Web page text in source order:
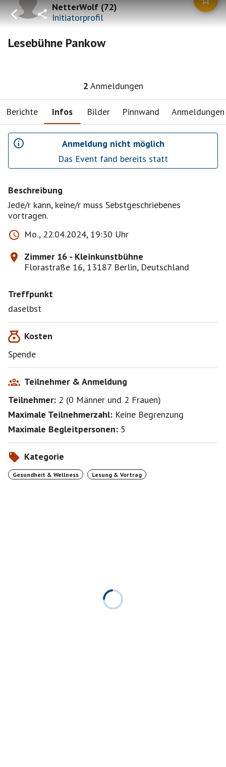
NetterWolf(72)
Initiatorprofil
Lesebühne Pankow
2 Anmeldungen
Berichte Infos Bilder Pinnwand Anmeldungen
Anmeldung nicht möglich
Das Event fand bereits statt
Beschreibung
Jede/r kann, keine/r muss Sebstgeschriebenes
vortragen.
Mo., 22.04.2024, 19:30 Uhr
Zimmer 16 - Kleinkunstbühne
Florastraße 16, 13187 Berlin, Deutschland
Treffpunkt
daselbst
Kosten
Spende
Teilnehmer & Anmeldung
Teilnehmer: 2 (0 Männer und 2 Frauen)
Maximale Teilnehmerzahl: Keine Begrenzung
Maximale Begleitpersonen: 5
Kategorie
Gesundheit & Wellness Lesung & Vortrag